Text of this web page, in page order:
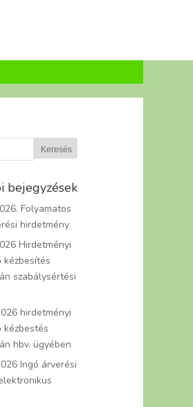
bejegyzések
Folyamatos
hirdetmény
Hirdetményi
szabálysértési
hirdetményi
hbv. ügyében
Ingó árverési